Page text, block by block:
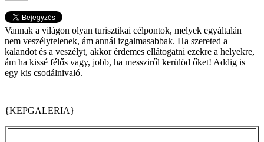
Vannak a világon olyan turisztikai célpontok, melyek egyáltalán
nem veszélytelenek, ám annál izgalmasabbak. Ha szereted a
kalandot és a veszélyt, akkor érdemes ellátogatni ezekre a helyekre,
ám ha kissé félős vagy, jobb, ha messziről kerülöd őket! Addig is
egy kis csodálnivaló.
{KEPGALERIA}